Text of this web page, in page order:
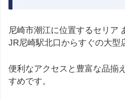
尼崎市潮江に位置するセリア
JR尼崎駅北口からすぐの大型
便利なアクセスと豊富な品揃
すめです。